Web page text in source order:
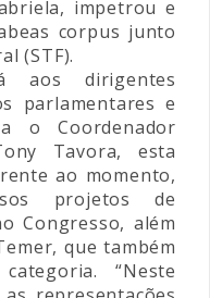
impetrou e
corpus junto
(STF).
aos dirigentes
parlamentares e
o Coordenador
Tavora, esta
ao momento,
projetos de
Congresso, além
que também
“Neste